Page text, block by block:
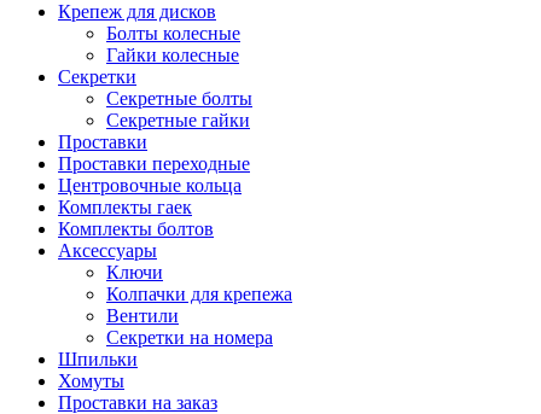
Крепеж для дисков
Болты колесные
Гайки колесные
Секретки
Секретные болты
Секретные гайки
Проставки
Проставки переходные
Центровочные кольца
Комплекты гаек
Комплекты болтов
Аксессуары
Ключи
Колпачки для крепежа
Вентили
Секретки на номера
Шпильки
Хомуты
Проставки на заказ